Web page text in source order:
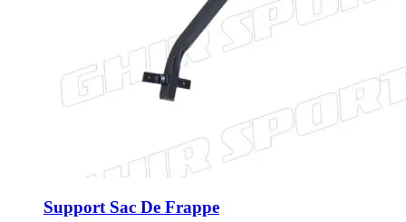
Support Sac De Frappe